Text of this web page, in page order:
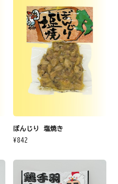
ぼんじり 塩焼き
¥842